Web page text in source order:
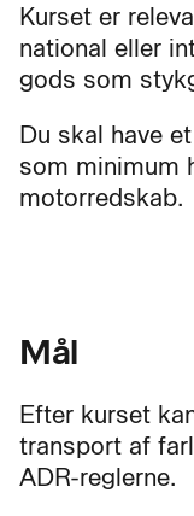
Kurset er
national eller
gods som
Du skal have
som minimum
motorredskab.
Mål
Efter kurset
transport af
ADR-reglerne.